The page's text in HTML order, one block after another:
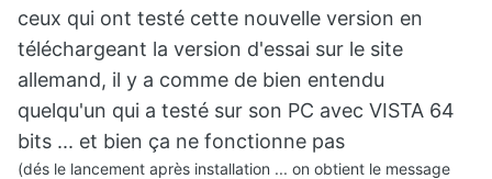
ceux qui ont testé cette nouvelle version en
téléchargeant la version d'essai sur le site
allemand, il y a comme de bien entendu
quelqu'un qui a testé sur son PC avec VISTA 64
bits ... et bien ça ne fonctionne pas
(dés le lancement après installation ... on obtient le message